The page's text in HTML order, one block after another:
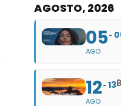
AGOSTO, 2026
05
AGO
12
AGO
13